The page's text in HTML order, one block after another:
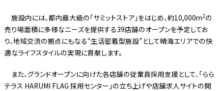
施設内には、都内最大級の「サミットストア」をはじめ、約10,000m2の
売り場面積に多様なニーズを提供する39店舗のオープンを予定してお
り、地域交流の拠点にもなる“生活密着型施設”として晴海エリアでの快
適なライフスタイルの実現に貢献します。
また、グランドオープンに向けた各店舗の従業員採用支援として、「らら
テラス HARUMI FLAG 採用センター」の立ち上げや店舗求人サイトの開